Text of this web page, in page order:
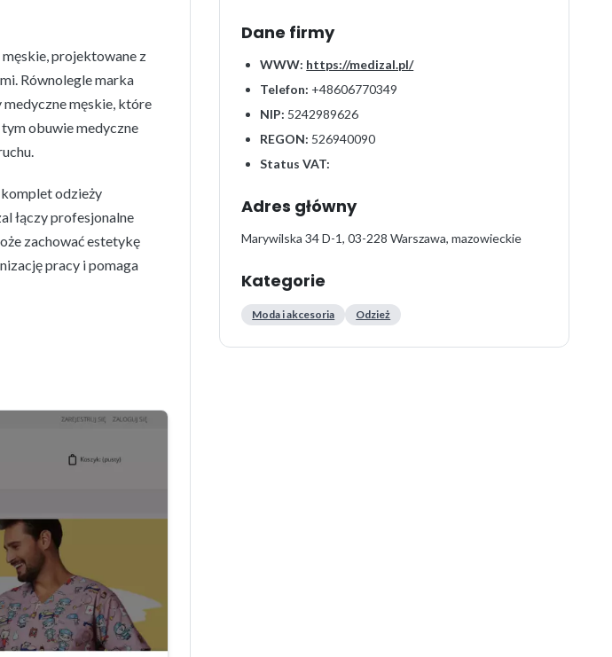
projektowane z
Równolegle marka
męskie, które
obuwie medyczne
odzieży
łączy profesjonalne
zachować estetykę
pracy i pomaga
Dane firmy
WWW: https://medizal.pl/
Telefon: +48606770349
NIP: 5242989626
REGON: 526940090
Status VAT:
Adres główny
Marywilska 34 D-1, 03-228 Warszawa, mazowieckie
Kategorie
Moda i akcesoria Odzież